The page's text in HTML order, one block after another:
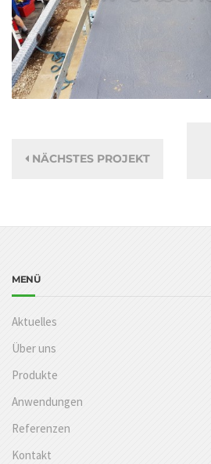
NÄCHSTES PROJEKT
MENÜ
Aktuelles
Über uns
Produkte
Anwendungen
Referenzen
Kontakt